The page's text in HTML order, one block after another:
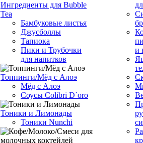
Ингредиенты для Bubble
Tea
Бамбуковые листья
Джусболлы
Тапиока
Пики и Трубочки
для напитков
Топпинги/Мёд с Алоэ
Мёд с Алоэ
Соусы Colibri D`oro
Тоники и Лимонады
Тоники Nunchi
и